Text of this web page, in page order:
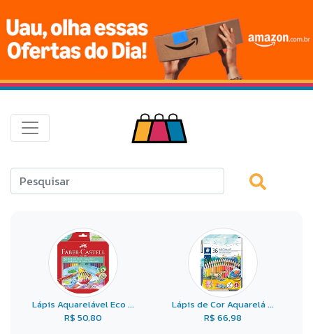
Lápis Aquarelável Eco ...
R$ 50,80
Lápis de Cor Aquarelá ...
R$ 66,98